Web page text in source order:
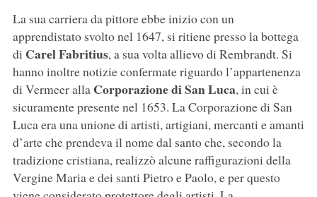
La sua carriera da pittore ebbe inizio con un
apprendistato svolto nel 1647, si ritiene presso la bottega
di Carel Fabritius, a sua volta allievo di Rembrandt. Si
hanno inoltre notizie confermate riguardo l’appartenenza
di Vermeer allaCorporazione di San Luca, in cui è
sicuramente presente nel 1653. La Corporazione di San
Luca era una unione di artisti, artigiani, mercanti e amanti
d’arte che prendeva il nome dal santo che, secondo la
tradizione cristiana, realizzò alcune raffigurazioni della
Vergine Maria e dei santi Pietro e Paolo, e per questo